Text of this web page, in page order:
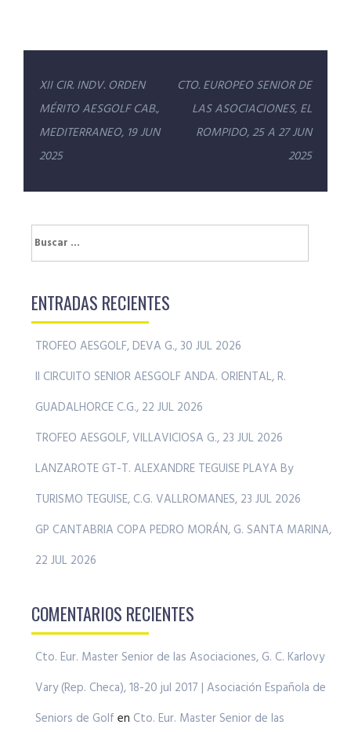
Navegación
de
entradas
XII CIR. INDV. ORDEN
MÉRITO AESGOLF CAB.,
MEDITERRANEO, 19 JUN
2025
CTO. EUROPEO SENIOR DE
LAS ASOCIACIONES, EL
ROMPIDO, 25 A 27 JUN
2025
Buscar:
ENTRADAS RECIENTES
TROFEO AESGOLF, DEVA G., 30 JUL 2026
II CIRCUITO SENIOR AESGOLF ANDA. ORIENTAL, R.
GUADALHORCE C.G., 22 JUL 2026
TROFEO AESGOLF, VILLAVICIOSA G., 23 JUL 2026
LANZAROTE GT-T. ALEXANDRE TEGUISE PLAYA By
TURISMO TEGUISE, C.G. VALLROMANES, 23 JUL 2026
GP CANTABRIA COPA PEDRO MORÁN, G. SANTA MARINA,
22 JUL 2026
COMENTARIOS RECIENTES
Cto. Eur. Master Senior de las Asociaciones, G. C. Karlovy
Vary (Rep. Checa), 18-20 jul 2017 | Asociación Española de
Seniors de Golf en Cto. Eur. Master Senior de las